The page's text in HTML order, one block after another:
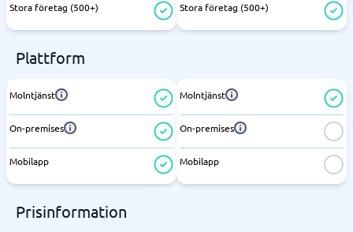
Stora företag (500+) Stora företag (500+)
Plattform
Molntjänst
On-premises
Mobilapp
Molntjänst
On-premises
Mobilapp
Prisinformation